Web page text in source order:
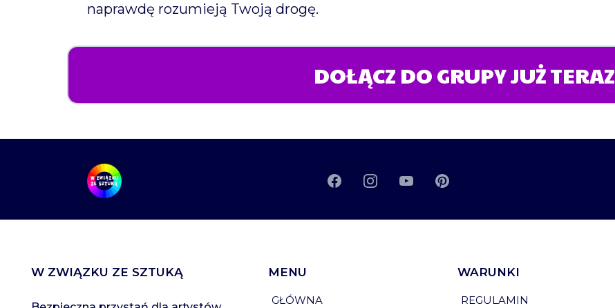
naprawdę rozumieją Twoją drogę.
DOŁĄCZ DO GRUPY JUŻ TERAZ
W ZWIĄZKU ZE SZTUKĄ MENU
GŁÓWNA
WARUNKI
REGULAMIN